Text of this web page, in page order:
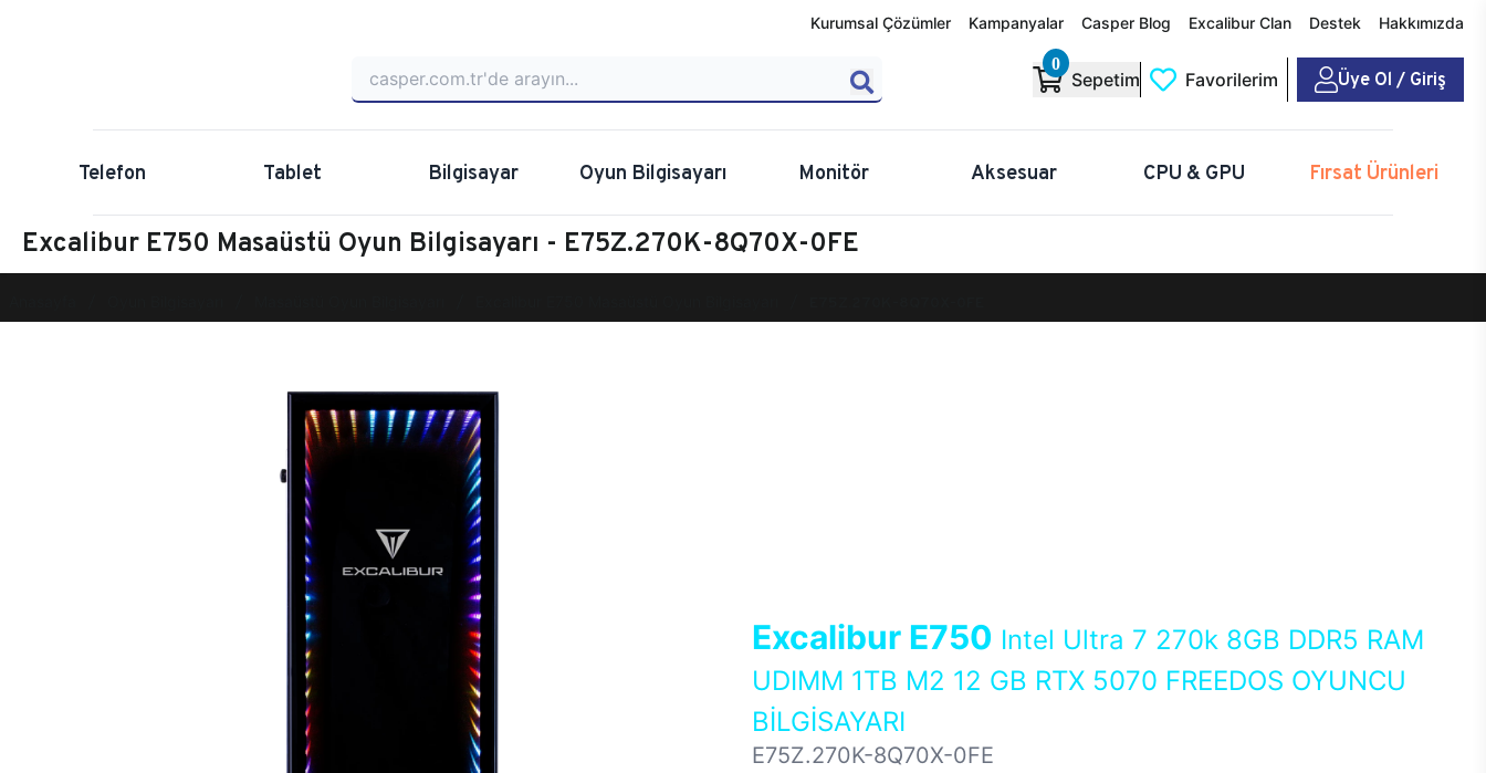
Kurumsal Çözümler Kampanyalar Casper Blog Excalibur Clan Destek Hakkımızda
0
Sepetim Favorilerim Üye Ol / Giriş
Telefon Tablet Bilgisayar Oyun Bilgisayarı Monitör Aksesuar CPU & GPU Fırsat Ürünleri
Excalibur E750 Masaüstü Oyun Bilgisayarı - E75Z.270K-8Q70X-0FE
Excalibur E750 Intel Ultra 7 270k 8GB DDR5 RAM
UDIMM 1TB M2 12 GB RTX 5070 FREEDOS OYUNCU
BİLGİSAYARI
E75Z.270K-8Q70X-0FE